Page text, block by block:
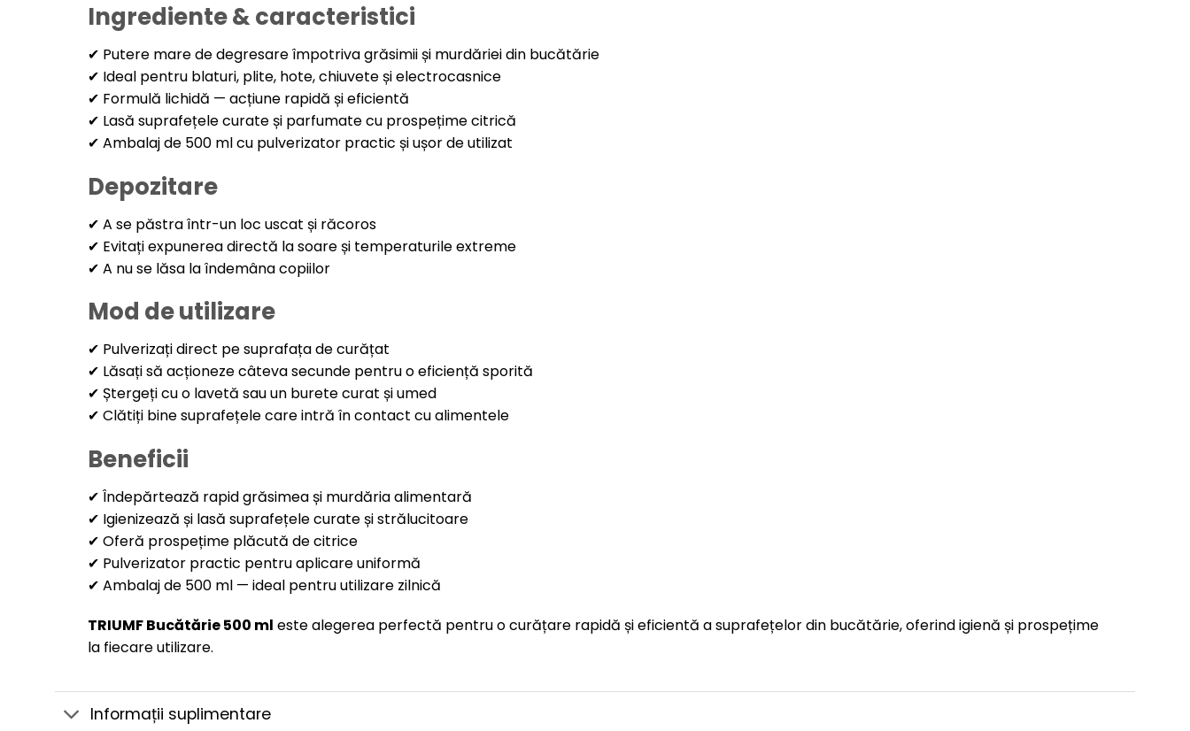
Ingrediente & caracteristici
✔ Putere mare de degresare împotriva grăsimii și murdăriei din bucătărie
✔ Ideal pentru blaturi, plite, hote, chiuvete și electrocasnice
✔ Formulă lichidă — acțiune rapidă și eficientă
✔ Lasă suprafețele curate și parfumate cu prospețime citrică
✔ Ambalaj de 500 ml cu pulverizator practic și ușor de utilizat
Depozitare
✔ A se păstra într-un loc uscat și răcoros
✔ Evitați expunerea directă la soare și temperaturile extreme
✔ A nu se lăsa la îndemâna copiilor
Mod de utilizare
✔ Pulverizați direct pe suprafața de curățat
✔ Lăsați să acționeze câteva secunde pentru o eficiență sporită
✔ Ștergeți cu o lavetă sau un burete curat și umed
✔ Clătiți bine suprafețele care intră în contact cu alimentele
Beneficii
✔ Îndepărtează rapid grăsimea și murdăria alimentară
✔ Igienizează și lasă suprafețele curate și strălucitoare
✔ Oferă prospețime plăcută de citrice
✔ Pulverizator practic pentru aplicare uniformă
✔ Ambalaj de 500 ml — ideal pentru utilizare zilnică
TRIUMF Bucătărie 500 ml este alegerea perfectă pentru o curățare rapidă și eficientă a suprafețelor din bucătărie, oferind igienă și prospețime
la fiecare utilizare.
Informații suplimentare